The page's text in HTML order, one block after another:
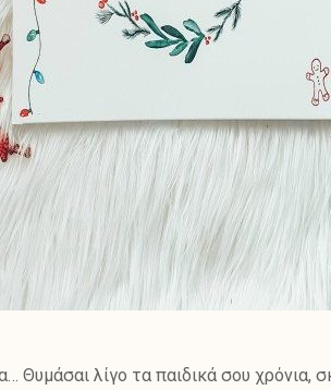
Θυμάσαι λίγο τα παιδικά σου